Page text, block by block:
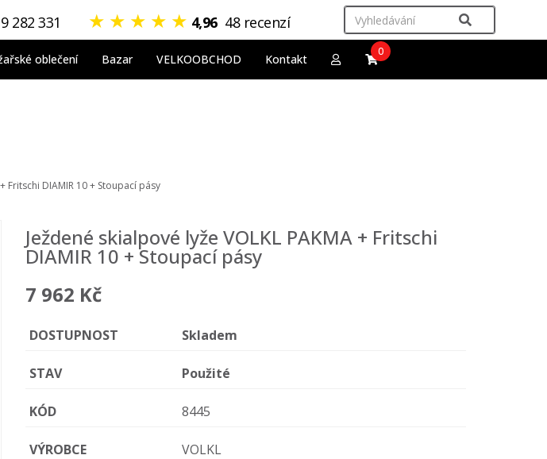
282 331 ★ ★ ★ ★ ★ 4,96 48 recenzí
oblečení Bazar VELKOOBCHOD Kontakt
0
Fritschi DIAMIR 10 + Stoupací pásy
Ježdené skialpové lyže VOLKL PAKMA + Fritschi
DIAMIR 10 + Stoupací pásy
7 962 Kč
DOSTUPNOST Skladem
STAV Použité
KÓD 8445
VÝROBCE VOLKL